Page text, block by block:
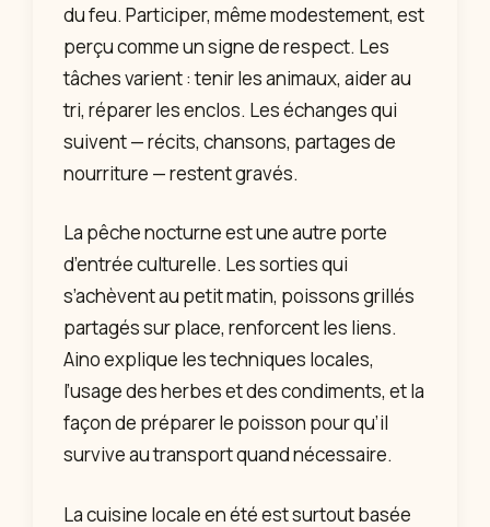
du feu. Participer, même modestement, est
perçu comme un signe de respect. Les
tâches varient : tenir les animaux, aider au
tri, réparer les enclos. Les échanges qui
suivent — récits, chansons, partages de
nourriture — restent gravés.
La pêche nocturne est une autre porte
d’entrée culturelle. Les sorties qui
s’achèvent au petit matin, poissons grillés
partagés sur place, renforcent les liens.
Aino explique les techniques locales,
l’usage des herbes et des condiments, et la
façon de préparer le poisson pour qu’il
survive au transport quand nécessaire.
La cuisine locale en été est surtout basée